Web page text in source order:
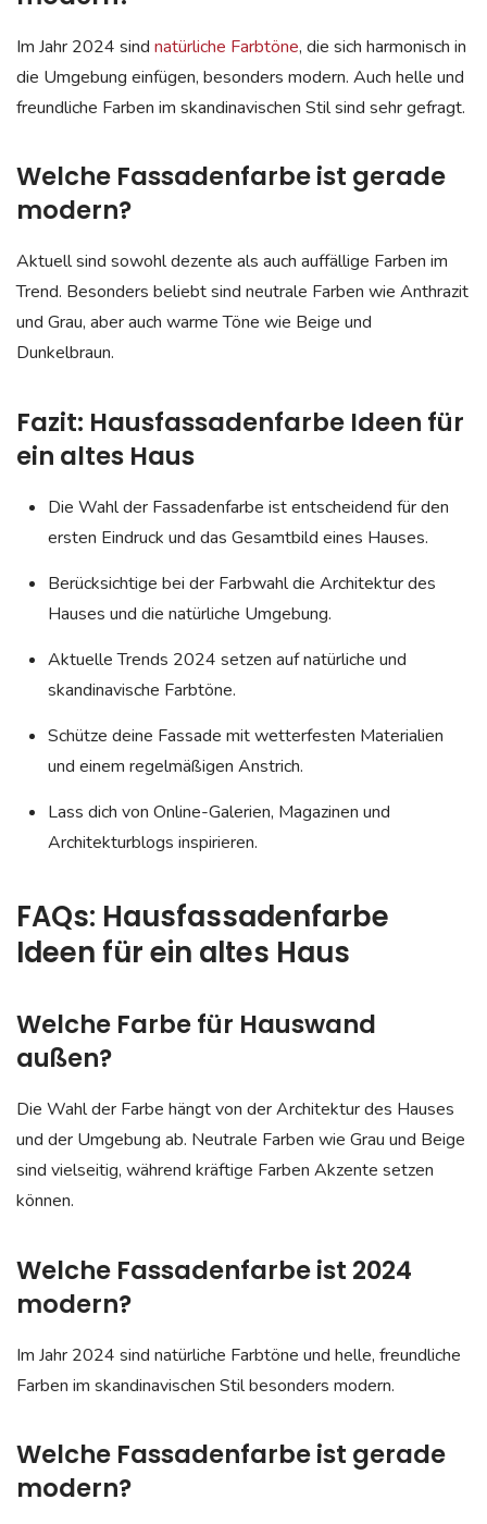
Im Jahr 2024 sind natürliche Farbtöne, die sich harmonisch in
die Umgebung einfügen, besonders modern. Auch helle und
freundliche Farben im skandinavischen Stil sind sehr gefragt.
Welche Fassadenfarbe ist gerade
modern?
Aktuell sind sowohl dezente als auch auffällige Farben im
Trend. Besonders beliebt sind neutrale Farben wie Anthrazit
und Grau, aber auch warme Töne wie Beige und
Dunkelbraun.
Fazit: Hausfassadenfarbe Ideen für
ein altes Haus
Die Wahl der Fassadenfarbe ist entscheidend für den
ersten Eindruck und das Gesamtbild eines Hauses.
Berücksichtige bei der Farbwahl die Architektur des
Hauses und die natürliche Umgebung.
Aktuelle Trends 2024 setzen auf natürliche und
skandinavische Farbtöne.
Schütze deine Fassade mit wetterfesten Materialien
und einem regelmäßigen Anstrich.
Lass dich von Online-Galerien, Magazinen und
Architekturblogs inspirieren.
FAQs: Hausfassadenfarbe
Ideen für ein altes Haus
Welche Farbe für Hauswand
außen?
Die Wahl der Farbe hängt von der Architektur des Hauses
und der Umgebung ab. Neutrale Farben wie Grau und Beige
sind vielseitig, während kräftige Farben Akzente setzen
können.
Welche Fassadenfarbe ist 2024
modern?
Im Jahr 2024 sind natürliche Farbtöne und helle, freundliche
Farben im skandinavischen Stil besonders modern.
Welche Fassadenfarbe ist gerade
modern?